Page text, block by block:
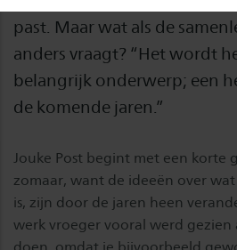
past. Maar wat als de
anders vraagt? “Het wordt
belangrijk onderwerp; een
de komende jaren.”
Jouke Post begint met een korte
zomaar, want de ideeën over
is, zijn door de jaren heen
werk vroeger vooral werd gezien